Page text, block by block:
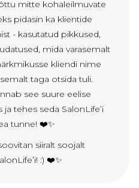
mitte kohaleilmuvate
pidasin ka klientide
- kasutatud pikkused,
mida varasemalt
kliendi nime
taga otsida tuli.
see suure eelise
tehes seda SalonLife’i
tunne! ❤️✨
siiralt soojalt
:) ❤️✨